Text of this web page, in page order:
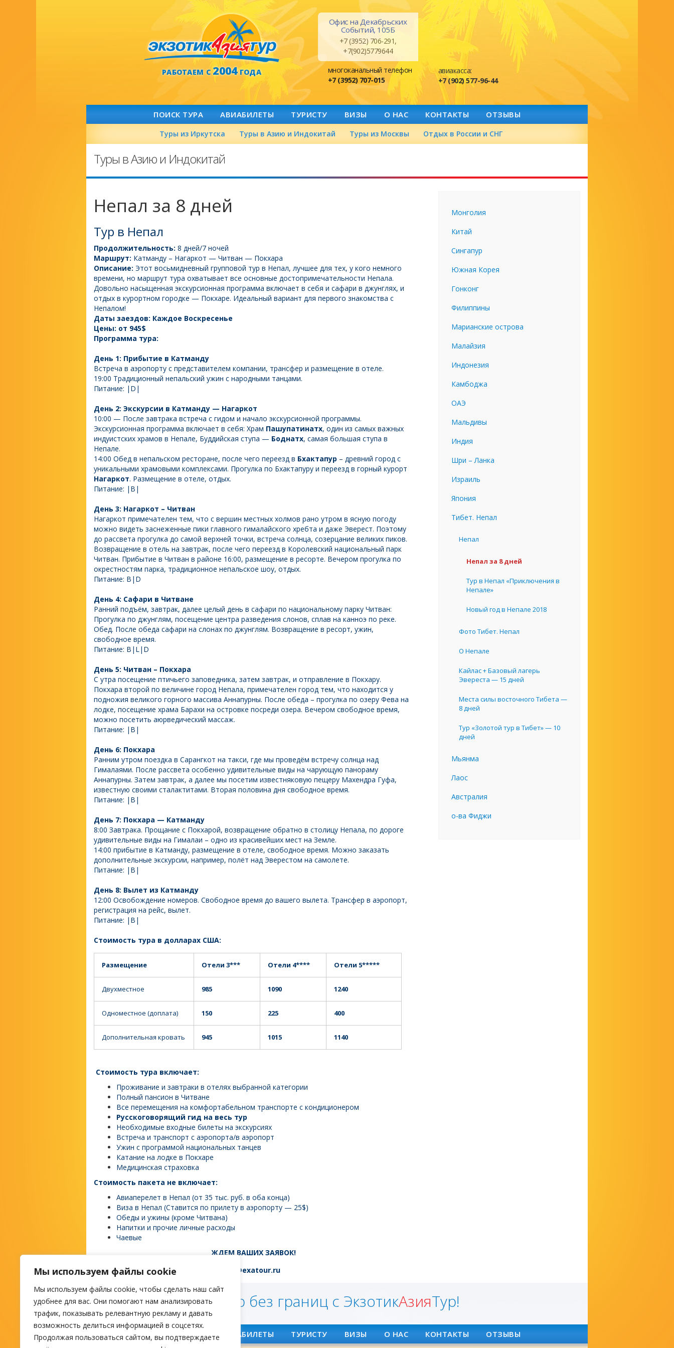
Мы используем файлы cookie
Мы используем файлы cookie, чтобы сделать наш сайт
удобнее для вас. Они помогают нам анализировать
трафик, показывать релевантную рекламу и давать
возможность делиться информацией в соцсетях.
Продолжая пользоваться сайтом, вы подтверждаете
РАБОТАЕМ С2004ГОДА
Офис на Декабрьских
Событий, 105Б
+7 (3952) 706-291,
+7(902)5779644
многоканальный телефон
+7 (3952) 707-015
авиакасса:
+7 (902) 577-96-44
ПОИСК ТУРА АВИАБИЛЕТЫ ТУРИСТУ ВИЗЫ О НАС КОНТАКТЫ ОТЗЫВЫ
Туры из Иркутска Туры в Азию и Индокитай Туры из Москвы Отдых в России и СНГ
Туры в Азию и Индокитай
Непал за 8 дней
Тур в Непал
Продолжительность: 8 дней/7 ночей
Маршрут: Катманду – Нагаркот — Читван — Покхара
Описание: Этот восьмидневный групповой тур в Непал, лучшее для тех, у кого немного
времени, но маршрут тура охватывает все основные достопримечательности Непала.
Довольно насыщенная экскурсионная программа включает в себя и сафари в джунглях, и
отдых в курортном городке — Покхаре. Идеальный вариант для первого знакомства с
Непалом!
Даты заездов: Каждое Воскресенье
Цены: от 945$
Программа тура:
День 1: Прибытие в Катманду
Встреча в аэропорту с представителем компании, трансфер и размещение в отеле.
19:00 Традиционный непальский ужин с народными танцами.
Питание: |D|
День 2: Экскурсии в Катманду — Нагаркот
10:00 — После завтрака встреча с гидом и начало экскурсионной программы.
Экскурсионная программа включает в себя: Храм Пашупатинатх, один из самых важных
индуистских храмов в Непале, Буддийская ступа — Боднатх, самая большая ступа в
Непале.
14:00 Обед в непальском ресторане, после чего переезд в Бхактапур – древний город с
уникальными храмовыми комплексами. Прогулка по Бхактапуру и переезд в горный курорт
Нагаркот. Размещение в отеле, отдых.
Питание: |B|
День 3: Нагаркот – Читван
Нагаркот примечателен тем, что с вершин местных холмов рано утром в ясную погоду
можно видеть заснеженные пики главного гималайского хребта и даже Эверест. Поэтому
до рассвета прогулка до самой верхней точки, встреча солнца, созерцание великих пиков.
Возвращение в отель на завтрак, после чего переезд в Королевский национальный парк
Читван. Прибытие в Читван в районе 16:00, размещение в ресорте. Вечером прогулка по
окрестностям парка, традиционное непальское шоу, отдых.
Питание: B|D
День 4: Сафари в Читване
Ранний подъём, завтрак, далее целый день в сафари по национальному парку Читван:
Прогулка по джунглям, посещение центра разведения слонов, сплав на канноэ по реке.
Обед. После обеда сафари на слонах по джунглям. Возвращение в ресорт, ужин,
свободное время.
Питание: B|L|D
День 5: Читван – Покхара
С утра посещение птичьего заповедника, затем завтрак, и отправление в Покхару.
Покхара второй по величине город Непала, примечателен город тем, что находится у
подножия великого горного массива Аннапурны. После обеда – прогулка по озеру Фева на
лодке, посещение храма Барахи на островке посреди озера. Вечером свободное время,
можно посетить аюрведический массаж.
Питание: |B|
День 6: Покхара
Ранним утром поездка в Сарангкот на такси, где мы проведём встречу солнца над
Гималаями. После рассвета особенно удивительные виды на чарующую панораму
Аннапурны. Затем завтрак, а далее мы посетим известняковую пещеру Махендра Гуфа,
известную своими сталактитами. Вторая половина дня свободное время.
Питание: |B|
День 7: Покхара — Катманду
8:00 Завтрака. Прощание с Покхарой, возвращение обратно в столицу Непала, по дороге
удивительные виды на Гималаи – одно из красивейших мест на Земле.
14:00 прибытие в Катманду, размещение в отеле, свободное время. Можно заказать
дополнительные экскурсии, например, полёт над Эверестом на самолете.
Питание: |B|
День 8: Вылет из Катманду
12:00 Освобождение номеров. Свободное время до вашего вылета. Трансфер в аэропорт,
регистрация на рейс, вылет.
Питание: |B|
Стоимость тура в долларах США:
Размещение Отели 3*** Отели 4**** Отели 5*****
Двухместное 985 1090 1240
Одноместное (доплата) 150 225 400
Дополнительная кровать 945 1015 1140
Стоимость тура включает:
Проживание и завтраки в отелях выбранной категории
Полный пансион в Читване
Все перемещения на комфортабельном транспорте с кондиционером
Русскоговорящий гид на весь тур
Необходимые входные билеты на экскурсиях
Встреча и транспорт с аэропорта/в аэропорт
Ужин с программой национальных танцев
Катание на лодке в Покхаре
Медицинская страховка
Стоимость пакета не включает:
Авиаперелет в Непал (от 35 тыс. руб. в оба конца)
Виза в Непал (Ставится по прилету в аэропорту — 25$)
Обеды и ужины (кроме Читвана)
Напитки и прочие личные расходы
Чаевые
ЖДЕМ ВАШИХ ЗАЯВОК!
ap@exatour.ru
Монголия
Китай
Сингапур
Южная Корея
Гонконг
Филиппины
Марианские острова
Малайзия
Индонезия
Камбоджа
ОАЭ
Мальдивы
Индия
Шри – Ланка
Израиль
Япония
Тибет. Непал
Непал
Непал за 8 дней
Тур в Непал «Приключения в
Непале»
Новый год в Непале 2018
Фото Тибет. Непал
О Непале
Кайлас + Базовый лагерь
Эвереста — 15 дней
Места силы восточного Тибета —
8 дней
Тур «Золотой тур в Тибет» — 10
дней
Мьянма
Лаос
Австралия
о-ва Фиджи
Мир без границ с ЭкзотикАзияТур!
ПОИСК ТУРА АВИАБИЛЕТЫ ТУРИСТУ ВИЗЫ О НАС КОНТАКТЫ ОТЗЫВЫ